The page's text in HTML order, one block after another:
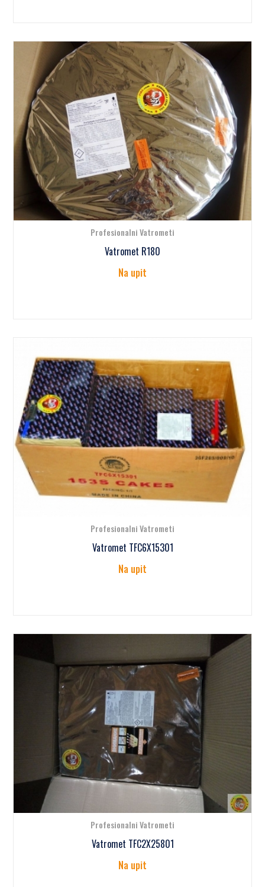
Profesionalni Vatrometi
Vatromet R180
Na upit
Profesionalni Vatrometi
Vatromet TFC6X15301
Na upit
Profesionalni Vatrometi
Vatromet TFC2X25801
Na upit